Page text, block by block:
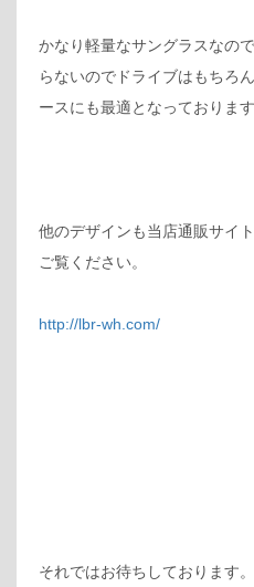
かなり軽量なサングラスなの
らないのでドライブはもちろ
ースにも最適となっております
他のデザインも当店通販サイ
ご覧ください。
http://lbr-wh.com/
それではお待ちしております。